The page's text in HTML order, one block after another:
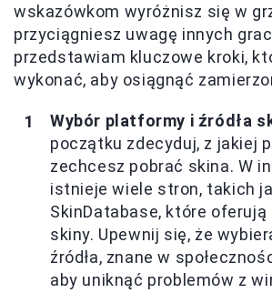
wskazówkom wyróżnisz się w
przyciągniesz uwagę innych
przedstawiam kluczowe kroki,
wykonać, aby osiągnąć
Wybór platformy i źródła
początku zdecyduj, z jakiej
zechcesz pobrać skina. W
istnieje wiele stron, takich
SkinDatabase, które oferują
skiny. Upewnij się, że
źródła, znane w
aby uniknąć problemów z